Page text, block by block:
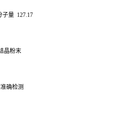
子量 127.17
晶粉末
确检测